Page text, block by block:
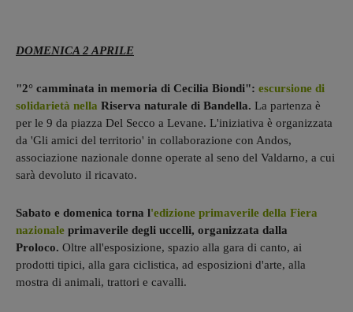
DOMENICA 2 APRILE
"2° camminata in memoria di Cecilia Biondi": escursione di
solidarietà nella Riserva naturale di Bandella. La partenza è
per le 9 da piazza Del Secco a Levane. L'iniziativa è organizzata
da 'Gli amici del territorio' in collaborazione con Andos,
associazione nazionale donne operate al seno del Valdarno, a cui
sarà devoluto il ricavato.
Sabato e domenica torna l'edizione primaverile della Fiera
nazionale primaverile degli uccelli, organizzata dalla
Proloco. Oltre all'esposizione, spazio alla gara di canto, ai
prodotti tipici, alla gara ciclistica, ad esposizioni d'arte, alla
mostra di animali, trattori e cavalli.